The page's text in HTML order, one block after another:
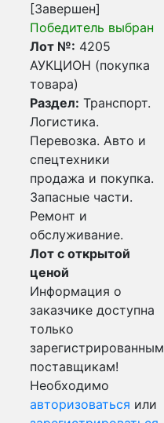
[Завершен]
Победитель выбран
Лот №: 4205
АУКЦИОН (покупка
товара)
Раздел: Транспорт.
Логистика.
Перевозка. Авто и
спецтехники
продажа и покупка.
Запасные части.
Ремонт и
обслуживание.
Лот с открытой
ценой
Информация о
заказчике доступна
только
зарегистрированным
поставщикам!
Необходимо
авторизоваться или